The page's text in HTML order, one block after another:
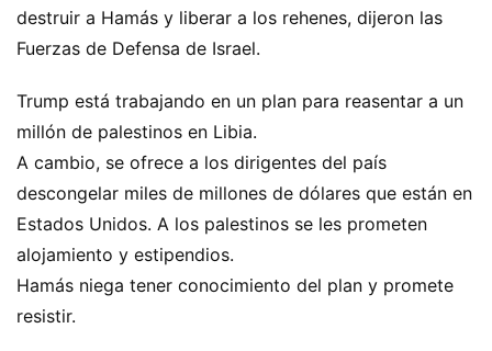
destruir a Hamás y liberar a los rehenes, dijeron las
Fuerzas de Defensa de Israel.
Trump está trabajando en un plan para reasentar a un
millón de palestinos en Libia.
A cambio, se ofrece a los dirigentes del país
descongelar miles de millones de dólares que están en
Estados Unidos. A los palestinos se les prometen
alojamiento y estipendios.
Hamás niega tener conocimiento del plan y promete
resistir.